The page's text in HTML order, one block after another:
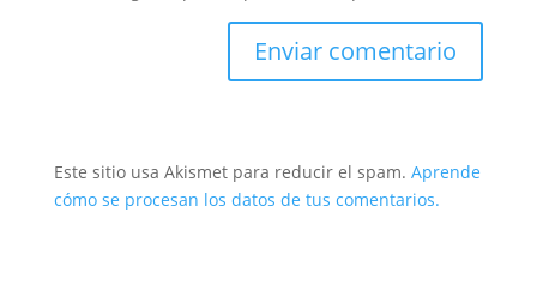
Este sitio usa Akismet para reducir el spam. Aprende
cómo se procesan los datos de tus comentarios.